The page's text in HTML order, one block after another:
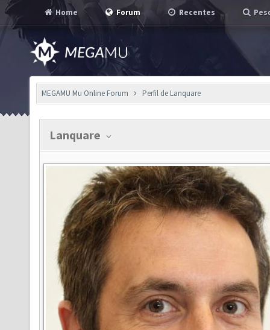
Home Forum Recentes
MEGAMU Mu Online Forum Perfil de Lanquare
Lanquare